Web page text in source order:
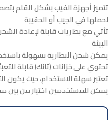
تتميز أجهزة الفيب بشكل القلم
لحملها في الجيب أو الحقيبة
تأتي مع بطاريات قابلة لإعادة
البيئة
يمكن شحن البطارية بسهولة
تحتوي على خزانات (تانك) قابلة
تعتبر سهلة الاستخدام، حيث يكون
يمكن للمستخدمين اختيار من بين